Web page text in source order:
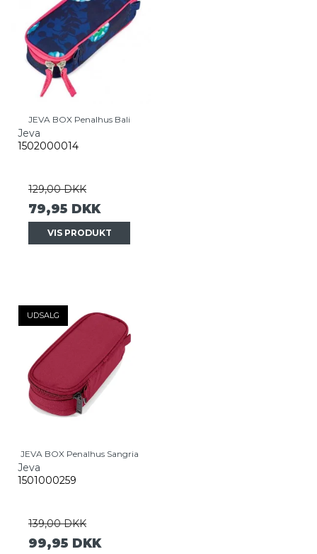
JEVA BOX Penalhus Bali
Jeva
1502000014
129,00 DKK
79,95 DKK
VIS PRODUKT
UDSALG
JEVA BOX Penalhus Sangria
Jeva
1501000259
139,00 DKK
99,95 DKK